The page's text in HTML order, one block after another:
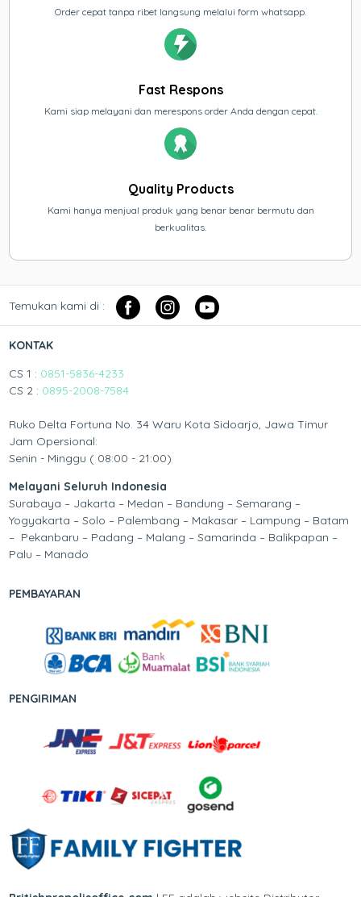
Order cepat tanpa ribet langsung melalui form whatsapp.
Fast Respons
Kami siap melayani dan merespons order Anda dengan cepat.
Quality Products
Kami hanya menjual produk yang benar benar bermutu dan
berkualitas.
Temukan kami di :
KONTAK
CS 1 : 0851-5836-4233
CS 2 : 0895-2008-7584
Ruko Delta Fortuna No. 34 Waru Kota Sidoarjo, Jawa Timur
Jam Opersional:
Senin - Minggu ( 08:00 - 21:00)
Melayani Seluruh Indonesia
Surabaya – Jakarta – Medan – Bandung – Semarang –
Yogyakarta – Solo – Palembang – Makasar – Lampung – Batam
– Pekanbaru – Padang – Malang – Samarinda – Balikpapan –
Palu – Manado
PEMBAYARAN
PENGIRIMAN